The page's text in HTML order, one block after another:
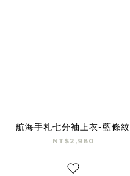
航海手札七分袖上衣-藍條紋
NT$2,980